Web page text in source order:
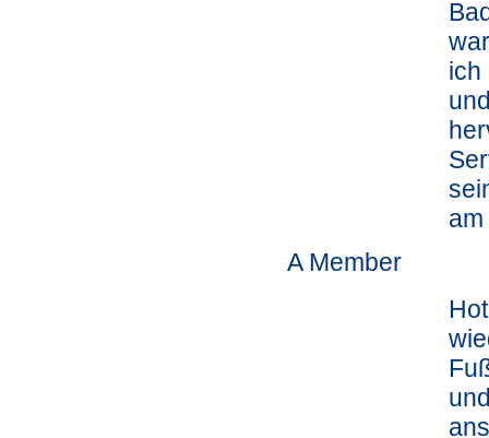
ich
A Member